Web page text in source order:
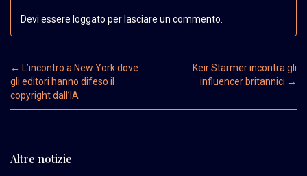
Devi essere loggato per lasciare un commento.
Post navigation
← L’incontro a New York dove
gli editori hanno difeso il
copyright dall’IA
Keir Starmer incontra gli
influencer britannici →
Altre notizie